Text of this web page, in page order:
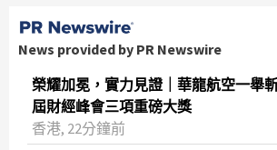
News provided by PR Newswire
榮耀加冕，實力見證｜華龍航空一舉
屆財經峰會三項重磅大獎
香港, 22分鐘前